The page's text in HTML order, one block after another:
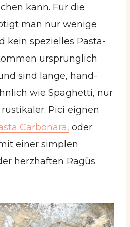
kann. Für die
man nur wenige
kein spezielles Pasta-
ursprünglich
sind lange, hand-
wie Spaghetti, nur
Pici eignen
Carbonara, oder
einer simplen
herzhaften Ragùs